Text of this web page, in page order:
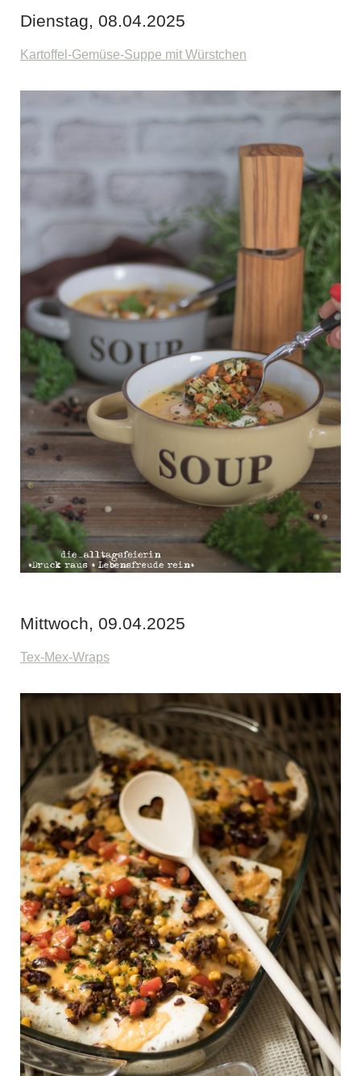
Dienstag, 08.04.2025
Kartoffel-Gemüse-Suppe mit Würstchen
Mittwoch, 09.04.2025
Tex-Mex-Wraps